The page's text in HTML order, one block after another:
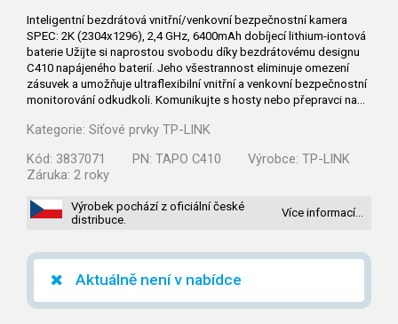
Inteligentní bezdrátová vnitřní/venkovní bezpečnostní kamera
SPEC: 2K (2304x1296), 2,4 GHz, 6400mAh dobíjecí lithium-iontová
baterie Užijte si naprostou svobodu díky bezdrátovému designu
C410 napájeného baterií. Jeho všestrannost eliminuje omezení
zásuvek a umožňuje ultraflexibilní vnitřní a venkovní bezpečnostní
monitorování odkudkoli. Komunikujte s hosty nebo přepravci na…
Kategorie: Síťové prvky TP-LINK
Kód: 3837071 PN: TAPO C410 Výrobce: TP-LINK
Záruka: 2 roky
Výrobek pochází z oficiální české
distribuce.
Více informací…
Aktuálně není v nabídce